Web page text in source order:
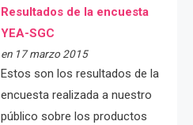
Resultados de la encuesta
YEA-SGC
en 17 marzo 2015
Estos son los resultados de la
encuesta realizada a nuestro
público sobre los productos